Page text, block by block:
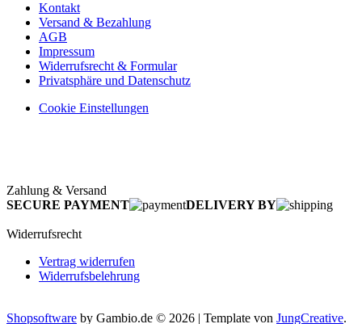
Kontakt
Versand & Bezahlung
AGB
Impressum
Widerrufsrecht & Formular
Privatsphäre und Datenschutz
Cookie Einstellungen
Zahlung & Versand
SECURE PAYMENT
DELIVERY BY
Widerrufsrecht
Vertrag widerrufen
Widerrufsbelehrung
Shopsoftware by Gambio.de © 2026 | Template von JungCreative.